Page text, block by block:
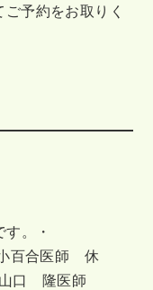
予約をお取りく
。・
百合医師 休
山口 隆医師